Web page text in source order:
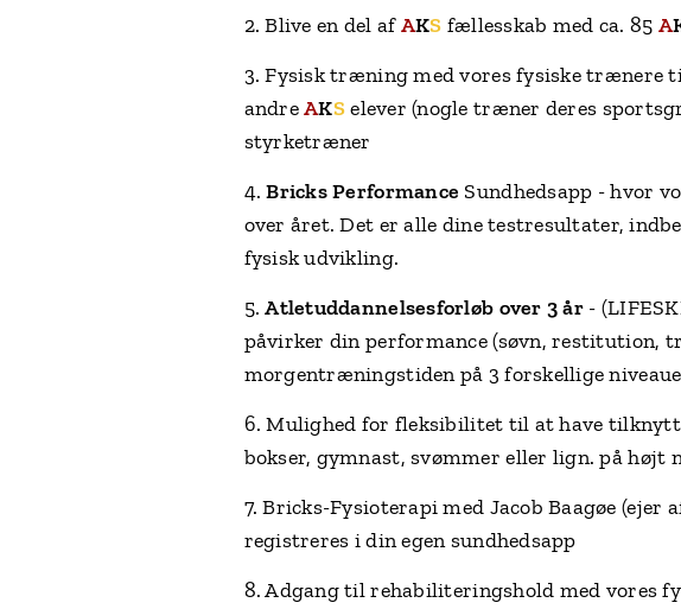
2. Blive en del afAKS fællesskab med ca. 85 A
3. Fysisk træning med vores fysiske trænere
andreAKSelever (nogle træner deres
styrketræner
4.Bricks Performance Sundhedsapp - hvor
over året. Det er alle dine testresultater,
fysisk udvikling.
5.Atletuddannelsesforløb over 3 år -
påvirker din performance (søvn, restitution,
morgentræningstiden på 3 forskellige
6. Mulighed for fleksibilitet til at have
bokser, gymnast, svømmer eller lign. på højt
7. Bricks-Fysioterapi med Jacob Baagøe
registreres i din egen sundhedsapp
8. Adgang til rehabiliteringshold med vores